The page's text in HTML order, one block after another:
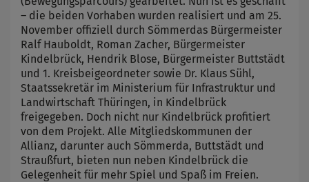
– die beiden Vorhaben wurden realisiert und am 25.
November offiziell durch Sömmerdas Bürgermeister
Ralf Hauboldt, Roman Zacher, Bürgermeister
Kindelbrück, Hendrik Blose, Bürgermeister Buttstädt
und 1. Kreisbeigeordneter sowie Dr. Klaus Sühl,
Staatssekretär im Ministerium für Infrastruktur und
Landwirtschaft Thüringen, in Kindelbrück
freigegeben. Doch nicht nur Kindelbrück profitiert
von dem Projekt. Alle Mitgliedskommunen der
Allianz, darunter auch Sömmerda, Buttstädt und
Straußfurt, bieten nun neben Kindelbrück die
Gelegenheit für mehr Spiel und Spaß im Freien.